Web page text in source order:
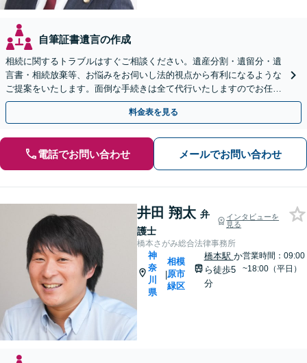
自筆証書遺言の作成
相続に関するトラブルはすぐご相談ください。遺産分割・遺留分・遺
言書・相続放棄等、お悩みをお伺いし法的視点から有利になるような
ご提案をいたします。面倒な手続きは全て代行いたしますのでお任せ
ください！【JR相模原駅徒歩12分】
料金表を見る
電話でお問い合わせ メールでお問い合わせ
井田 翔太 弁
護士
インタビューを
見る
橋本さがみ総合法律事務所
神
奈
川
県
|
相模
原市
緑区
橋本駅 か
ら徒歩5
分
営業時間：09:00
~18:00（平日）